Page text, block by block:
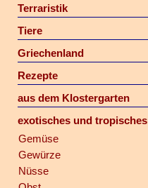
Terraristik
Tiere
Griechenland
Rezepte
aus dem Klostergarten
exotisches und tropisches
Gemüse
Gewürze
Nüsse